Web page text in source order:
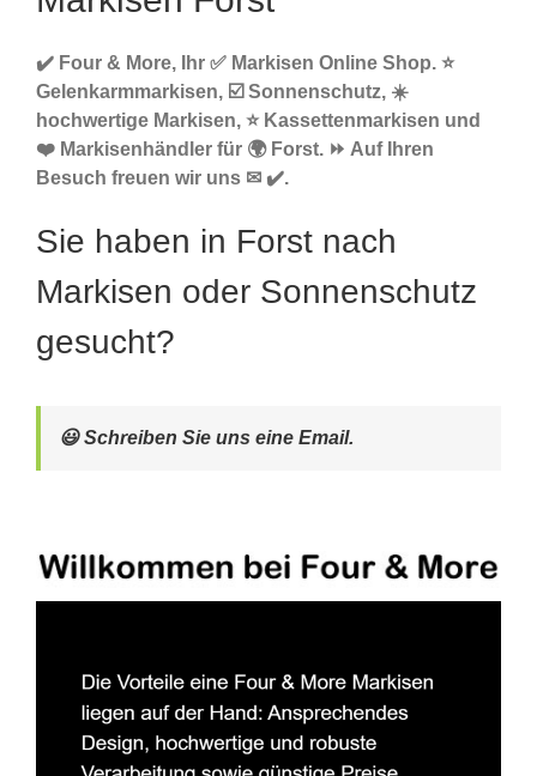
✔️ Four & More, Ihr ✅ Markisen Online Shop. ⭐
Gelenkarmmarkisen, ☑️ Sonnenschutz, ☀️
hochwertige Markisen, ⭐ Kassettenmarkisen und
❤️ Markisenhändler für 🌍 Forst. ⏩ Auf Ihren
Besuch freuen wir uns ✉ ✔️.
Sie haben in Forst nach
Markisen oder Sonnenschutz
gesucht?
😃 Schreiben Sie uns eine Email.